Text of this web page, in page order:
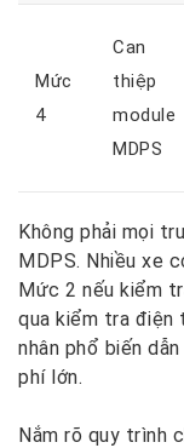
Mức
4
Can
thiệp
module
MDPS
Không phải mọi
MDPS. Nhiều xe
Mức 2 nếu kiểm
qua kiểm tra điện
nhân phổ biến
phí lớn.
Nắm rõ quy trình